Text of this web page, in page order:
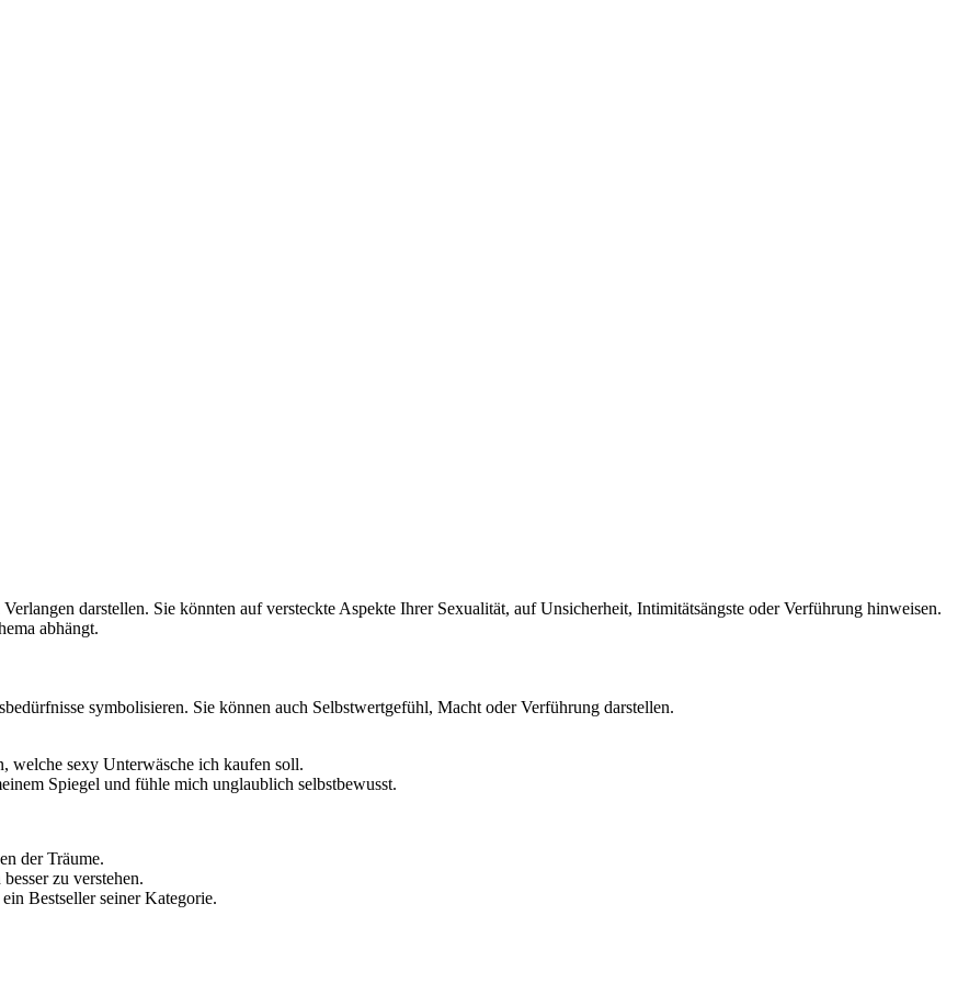
darstellen. Sie könnten auf versteckte Aspekte Ihrer Sexualität, auf Unsicherheit, Intimitätsängste oder Verführung hinweisen.
abhängt.
symbolisieren. Sie können auch Selbstwertgefühl, Macht oder Verführung darstellen.
welche sexy Unterwäsche ich kaufen soll.
Spiegel und fühle mich unglaublich selbstbewusst.
der Träume.
zu verstehen.
ein Bestseller seiner Kategorie.